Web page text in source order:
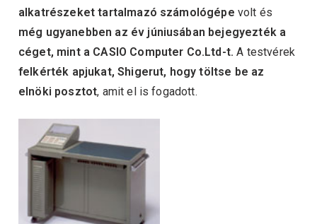
alkatrészeket tartalmazó számológépe volt és
még ugyanebben az év júniusában bejegyezték a
céget, mint a CASIO Computer Co.Ltd-t.A testvérek
felkérték apjukat, Shigerut, hogy töltse be az
elnöki posztot, amit el is fogadott.